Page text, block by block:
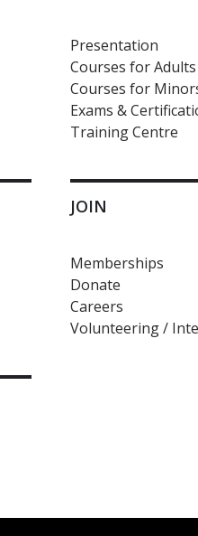
Presentation
Courses for Adults
Courses for
Exams &
Training Centre
JOIN
Memberships
Donate
Careers
Volunteering /